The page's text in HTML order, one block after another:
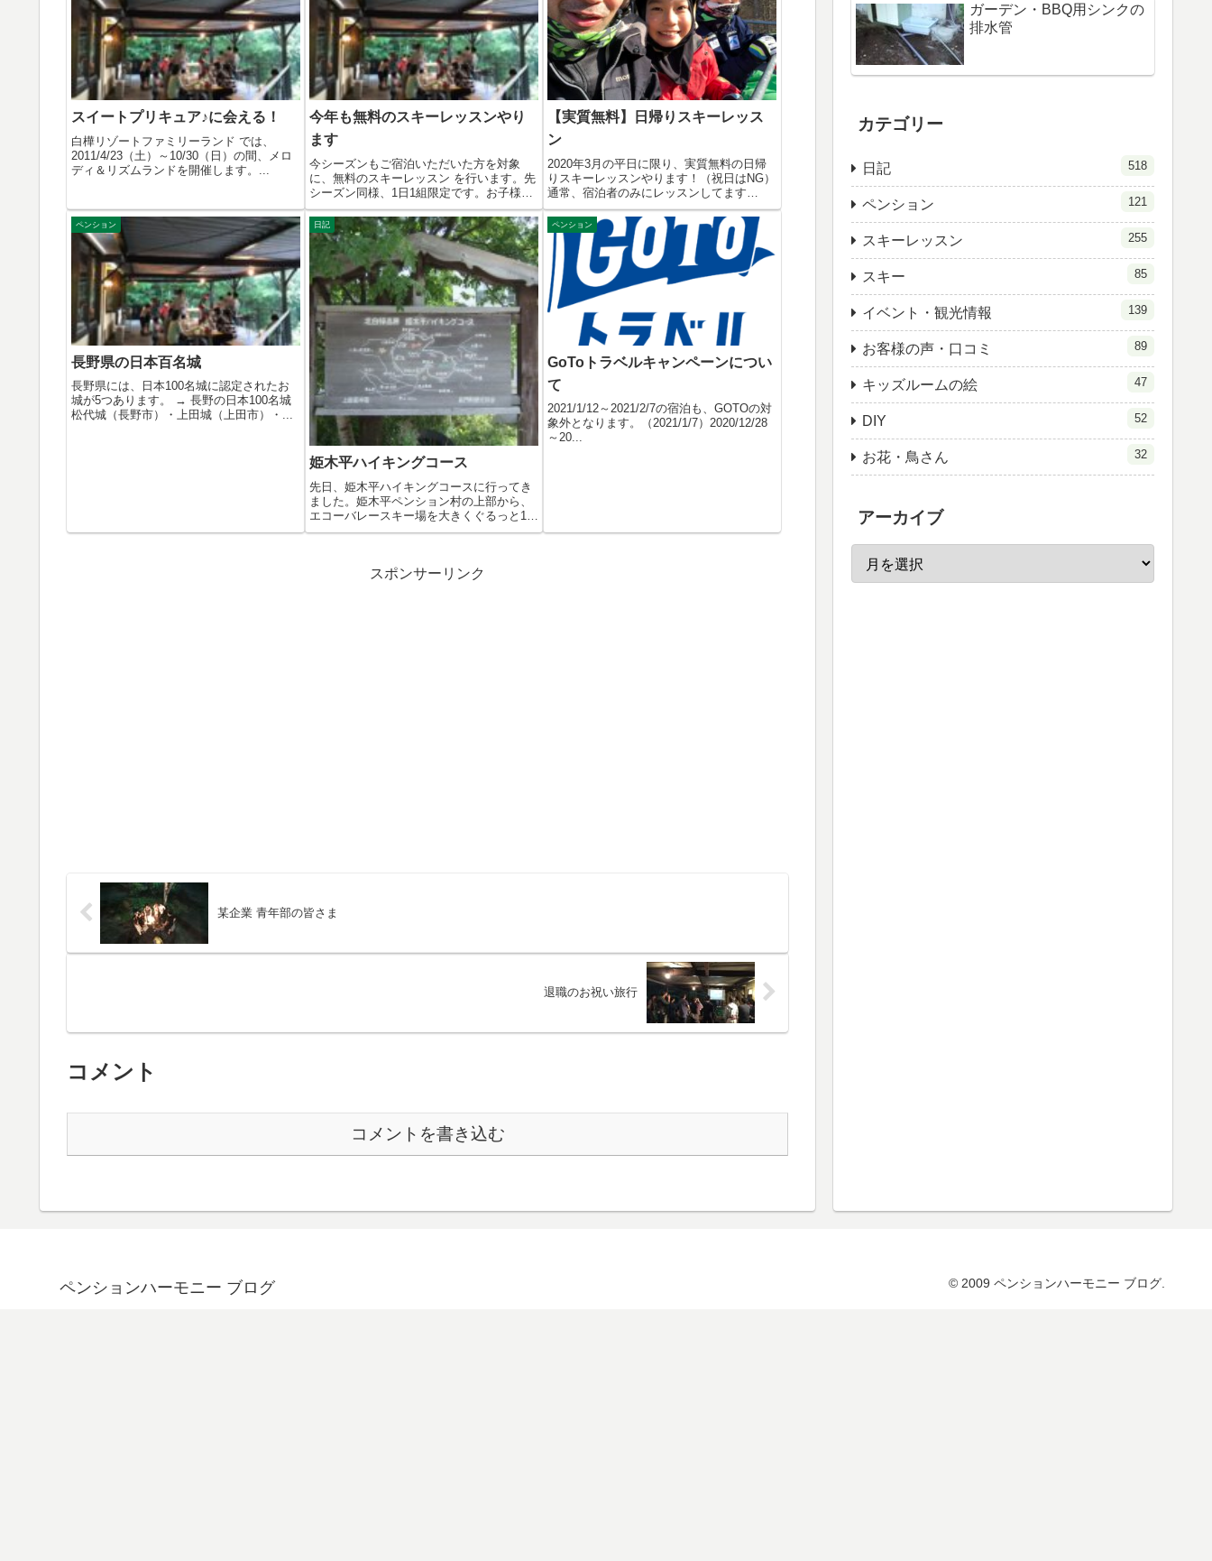
スイートプリキュア♪に会える！
白樺リゾートファミリーランド では、
2011/4/23（土）～10/30（日）の間、メロ
ディ＆リズムランドを開催します。...
今年も無料のスキーレッスンやり
ます
今シーズンもご宿泊いただいた方を対象
に、無料のスキーレッスン を行います。先
シーズン同様、1日1組限定です。お子様の
キッ...
【実質無料】日帰りスキーレッス
ン
2020年3月の平日に限り、実質無料の日帰
りスキーレッスンやります！（祝日はNG）
通常、宿泊者のみにレッスンしてます
が、...
ペンション
長野県の日本百名城
長野県には、日本100名城に認定されたお
城が5つあります。 → 長野の日本100名城
松代城（長野市）・上田城（上田市）・...
日記
姫木平ハイキングコース
先日、姫木平ハイキングコースに行ってき
ました。姫木平ペンション村の上部から、
エコーバレースキー場を大きくぐるっと1周
する...
ペンション
GoToトラベルキャンペーンについ
て
2021/1/12～2021/2/7の宿泊も、GOTOの対
象外となります。（2021/1/7）2020/12/28
～20...
スポンサーリンク
某企業 青年部の皆さま
退職のお祝い旅行
コメント
コメントを書き込む
ガーデン・BBQ用シンクの
排水管
カテゴリー
日記 518
ペンション 121
スキーレッスン 255
スキー 85
イベント・観光情報 139
お客様の声・口コミ 89
キッズルームの絵 47
DIY 52
お花・鳥さん 32
アーカイブ
ペンションハーモニー ブログ © 2009 ペンションハーモニー ブログ.